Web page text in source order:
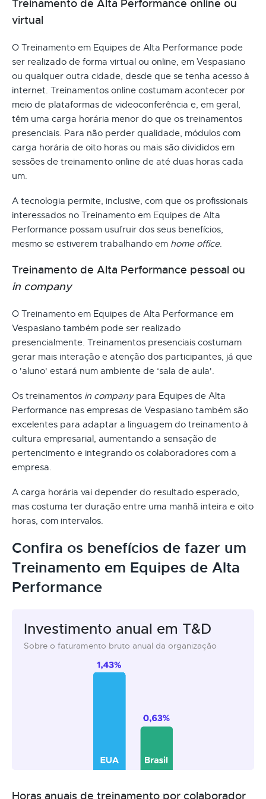
Treinamento de Alta Performance online ou
virtual
O Treinamento em Equipes de Alta Performance pode
ser realizado de forma virtual ou online, em Vespasiano
ou qualquer outra cidade, desde que se tenha acesso à
internet. Treinamentos online costumam acontecer por
meio de plataformas de videoconferência e, em geral,
têm uma carga horária menor do que os treinamentos
presenciais. Para não perder qualidade, módulos com
carga horária de oito horas ou mais são divididos em
sessões de treinamento online de até duas horas cada
um.
A tecnologia permite, inclusive, com que os profissionais
interessados no Treinamento em Equipes de Alta
Performance possam usufruir dos seus benefícios,
mesmo se estiverem trabalhando em home office.
Treinamento de Alta Performance pessoal ou
in company
O Treinamento em Equipes de Alta Performance em
Vespasiano também pode ser realizado
presencialmente. Treinamentos presenciais costumam
gerar mais interação e atenção dos participantes, já que
o 'aluno' estará num ambiente de ‘sala de aula'.
Os treinamentos in companypara Equipes de Alta
Performance nas empresas de Vespasiano também são
excelentes para adaptar a linguagem do treinamento à
cultura empresarial, aumentando a sensação de
pertencimento e integrando os colaboradores com a
empresa.
A carga horária vai depender do resultado esperado,
mas costuma ter duração entre uma manhã inteira e oito
horas, com intervalos.
Confira os benefícios de fazer um
Treinamento em Equipes de Alta
Performance
Investimento anual em T&D
Sobre o faturamento bruto anual da organização
Horas anuais de treinamento por colaborador